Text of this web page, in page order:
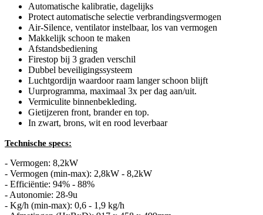
Automatische kalibratie, dagelijks
Protect automatische selectie verbrandingsvermogen
Air-Silence, ventilator instelbaar, los van vermogen
Makkelijk schoon te maken
Afstandsbediening
Firestop bij 3 graden verschil
Dubbel beveiligingssysteem
Luchtgordijn waardoor raam langer schoon blijft
Uurprogramma, maximaal 3x per dag aan/uit.
Vermiculite binnenbekleding.
Gietijzeren front, brander en top.
In zwart, brons, wit en rood leverbaar
Technische specs:
- Vermogen: 8,2kW
- Vermogen (min-max): 2,8kW - 8,2kW
- Efficiëntie: 94% - 88%
- Autonomie: 28-9u
- Kg/h (min-max): 0,6 - 1,9 kg/h